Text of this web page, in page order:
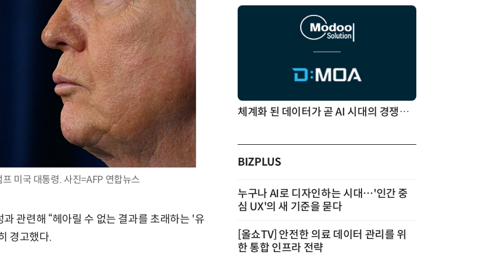
미국 대통령. 사진=AFP 연합뉴스
관련해 “헤아릴 수 없는 결과를 초래하는 '유
경고했다.
체계화 된 데이터가 곧 AI 시대의 경쟁력이다
BIZPLUS
누구나 AI로 디자인하는 시대…'인간 중
심 UX'의 새 기준을 묻다
[올쇼TV] 안전한 의료 데이터 관리를 위
한 통합 인프라 전략